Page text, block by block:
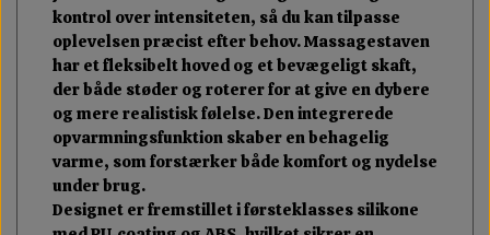
kontrol over intensiteten, så du kan tilpasse
oplevelsen præcist efter behov. Massagestaven
har et fleksibelt hoved og et bevægeligt skaft,
der både støder og roterer for at give en dybere
og mere realistisk følelse. Den integrerede
opvarmningsfunktion skaber en behagelig
varme, som forstærker både komfort og nydelse
under brug.
Designet er fremstillet i førsteklasses silikone